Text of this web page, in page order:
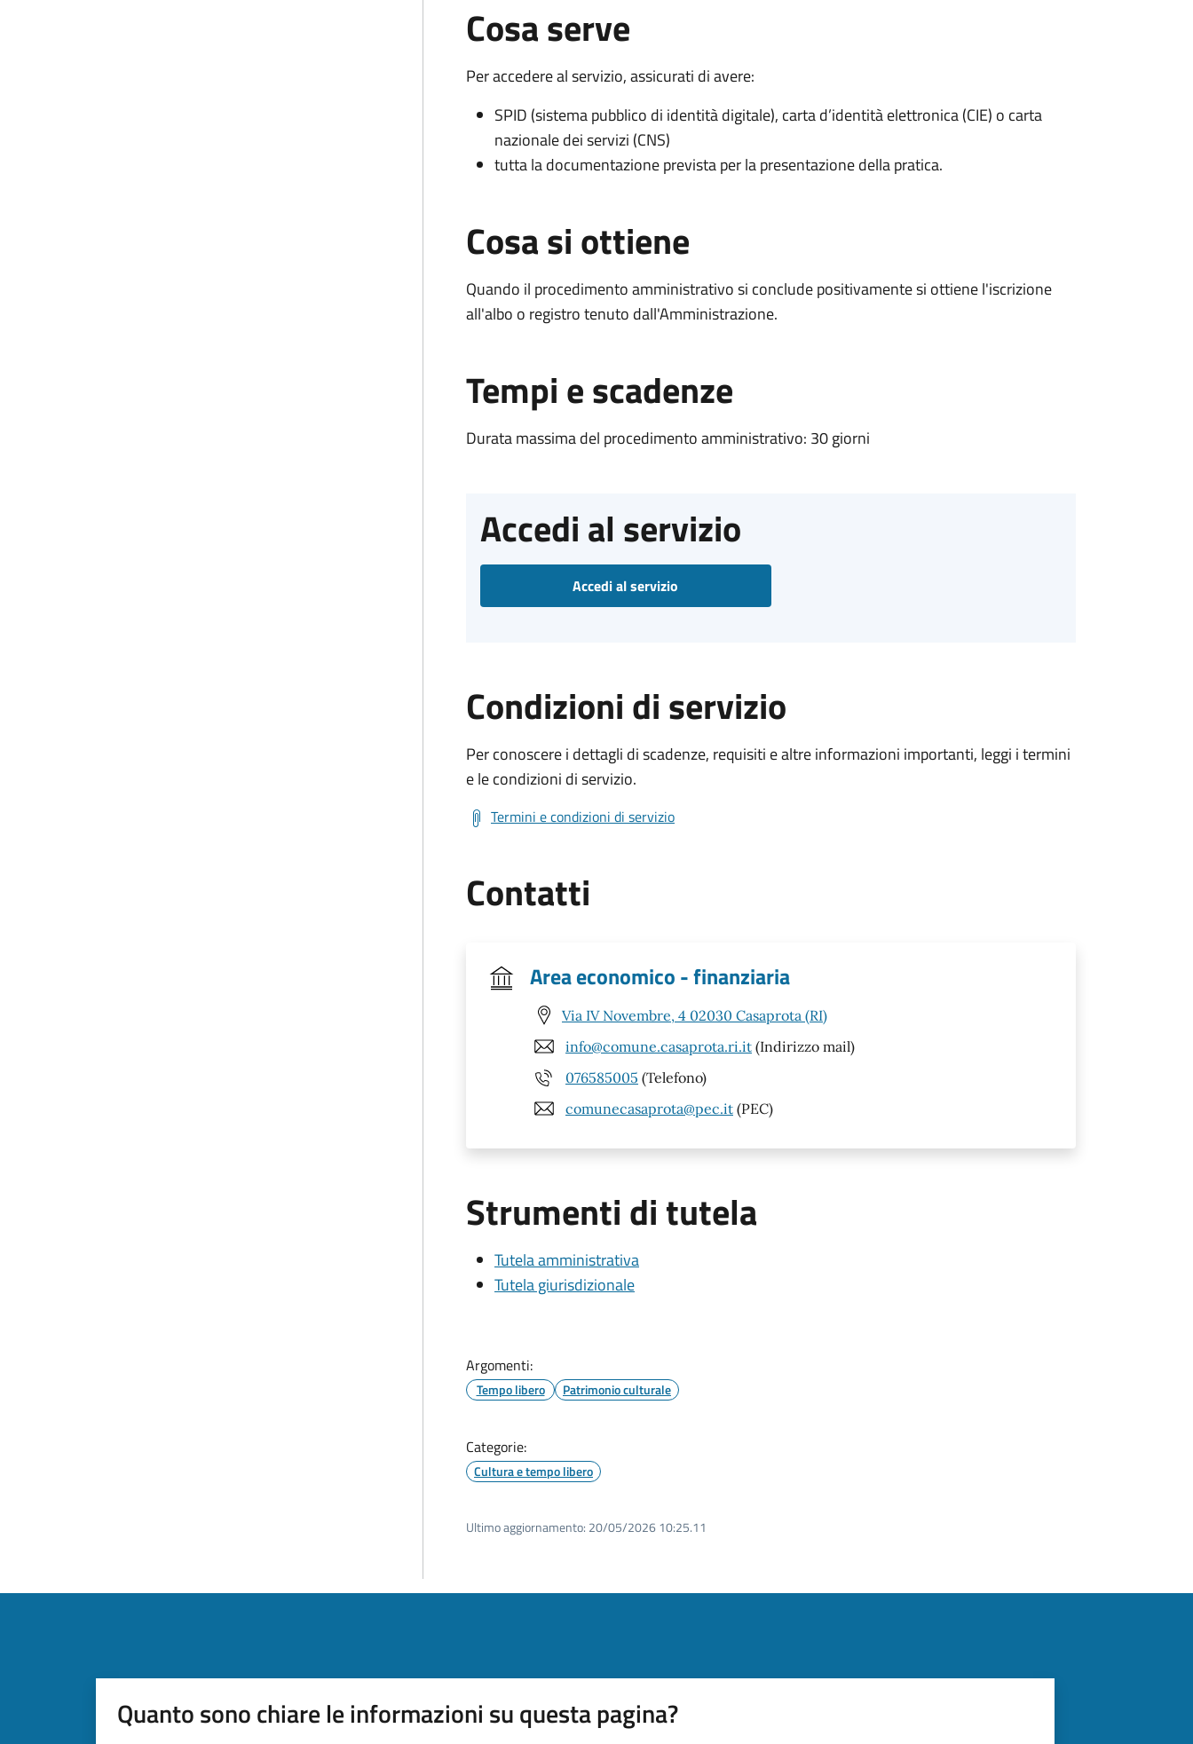
Cosa serve
Per accedere al servizio, assicurati di avere:
SPID (sistema pubblico di identità digitale), carta d’identità elettronica (CIE) o carta
nazionale dei servizi (CNS)
tutta la documentazione prevista per la presentazione della pratica.
Cosa si ottiene
Quando il procedimento amministrativo si conclude positivamente si ottiene l'iscrizione
all'albo o registro tenuto dall'Amministrazione.
Tempi e scadenze
Durata massima del procedimento amministrativo: 30 giorni
Accedi al servizio
Accedi al servizio
Condizioni di servizio
Per conoscere i dettagli di scadenze, requisiti e altre informazioni importanti, leggi i termini
e le condizioni di servizio.
Termini e condizioni di servizio
Contatti
Area economico - finanziaria
Via IV Novembre, 4 02030 Casaprota (RI)
info@comune.casaprota.ri.it (Indirizzo mail)
076585005 (Telefono)
comunecasaprota@pec.it (PEC)
Strumenti di tutela
Tutela amministrativa
Tutela giurisdizionale
Argomenti:
Tempo libero Patrimonio culturale
Categorie:
Cultura e tempo libero
Ultimo aggiornamento: 20/05/2026 10:25.11
Quanto sono chiare le informazioni su questa pagina?